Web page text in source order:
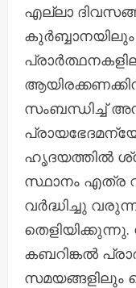
എല്ലാ
കുർബ്ബാനയിലും
സംബന്ധിച്ച്
ഹൃദയത്തിൽ
സ്ഥാനം എത്ര
വർദ്ധിച്ചു
കബറിങ്കൽ
സമയങ്ങളിലും